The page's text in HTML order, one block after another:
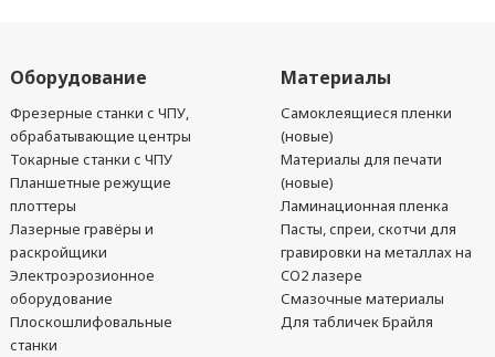
Оборудование
Фрезерные станки с ЧПУ,
обрабатывающие центры
Токарные станки с ЧПУ
Планшетные режущие
плоттеры
Лазерные гравёры и
раскройщики
Электроэрозионное
оборудование
Плоскошлифовальные
станки
Материалы
Самоклеящиеся пленки
(новые)
Материалы для печати
(новые)
Ламинационная пленка
Пасты, спреи, скотчи для
гравировки на металлах на
CO2 лазере
Смазочные материалы
Для табличек Брайля